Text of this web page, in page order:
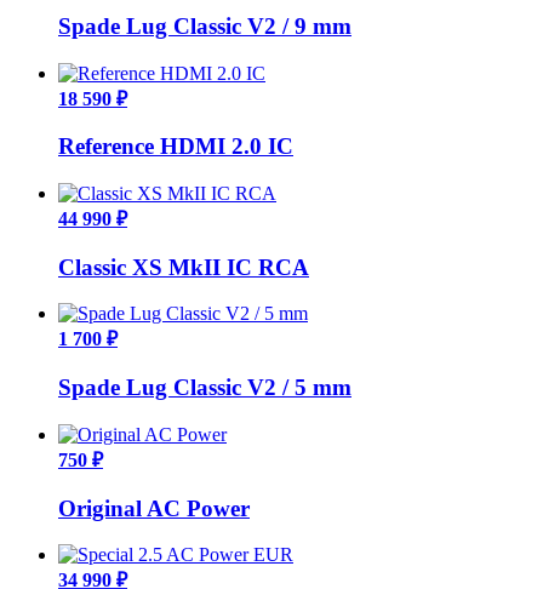
Spade Lug Classic V2 / 9 mm
18 590 ₽
Reference HDMI 2.0 IC
44 990 ₽
Classic XS MkII IC RCA
1 700 ₽
Spade Lug Classic V2 / 5 mm
750 ₽
Original AC Power
34 990 ₽